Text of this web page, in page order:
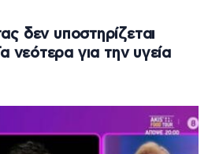
δεν υποστηρίζεται
νεότερα για την υγεία